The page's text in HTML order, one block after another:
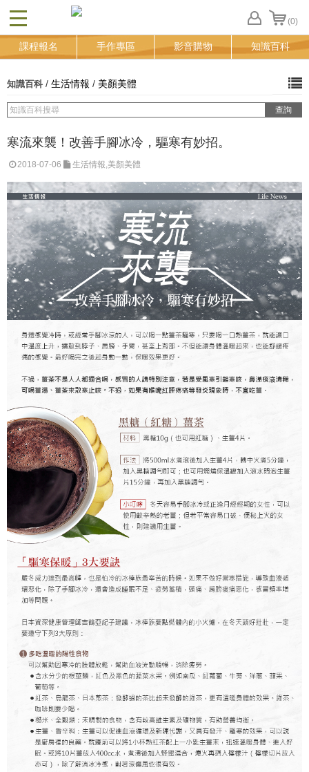
CLOSE (0)
FB
登
清
單
課程報名 手作專區 影音購物 知識百科
知識百科 / 生活情報 / 美顏美體
寒流來襲！改善手腳冰冷，驅寒有妙招。
2018-07-06 生活情報,美顏美體